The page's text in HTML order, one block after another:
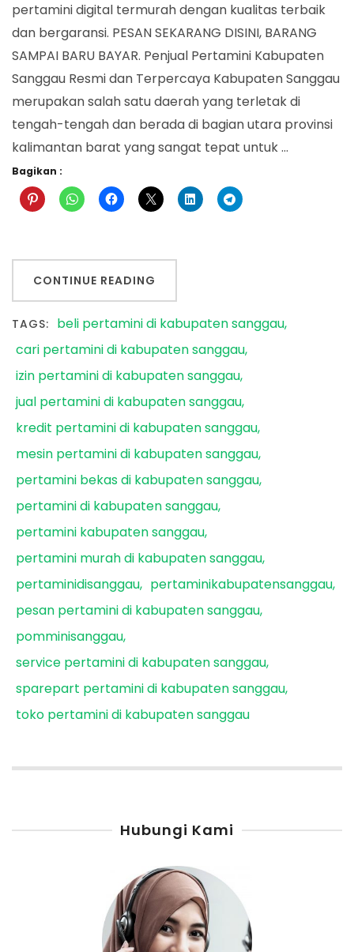
pertamini digital termurah dengan kualitas terbaik
dan bergaransi. PESAN SEKARANG DISINI, BARANG
SAMPAI BARU BAYAR. Penjual Pertamini Kabupaten
Sanggau Resmi dan Terpercaya Kabupaten Sanggau
merupakan salah satu daerah yang terletak di
tengah-tengah dan berada di bagian utara provinsi
kalimantan barat yang sangat tepat untuk …
Bagikan :
CONTINUE READING
TAGS: beli pertamini di kabupaten sanggau
cari pertamini di kabupaten sanggau
izin pertamini di kabupaten sanggau
jual pertamini di kabupaten sanggau
kredit pertamini di kabupaten sanggau
mesin pertamini di kabupaten sanggau
pertamini bekas di kabupaten sanggau
pertamini di kabupaten sanggau
pertamini kabupaten sanggau
pertamini murah di kabupaten sanggau
pertaminidisanggau
pertaminikabupatensanggau
pesan pertamini di kabupaten sanggau
pomminisanggau
service pertamini di kabupaten sanggau
sparepart pertamini di kabupaten sanggau
toko pertamini di kabupaten sanggau
Hubungi Kami